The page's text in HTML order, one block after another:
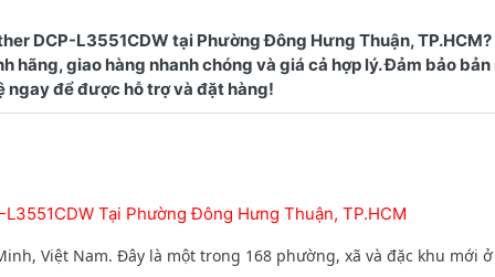
DCP-L3551CDW tại Phường Đông Hưng Thuận, TP.HCM?
giao hàng nhanh chóng và giá cả hợp lý. Đảm bảo bản
Tại Phường Đông Hưng Thuận, TP.HCM
Việt Nam. Đây là một trong 168 phường, xã và đặc khu mới